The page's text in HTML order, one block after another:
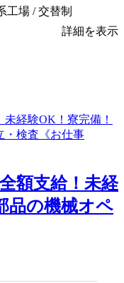
工場 / 交替制
詳細を表示
額支給！未経
品の機械オペ